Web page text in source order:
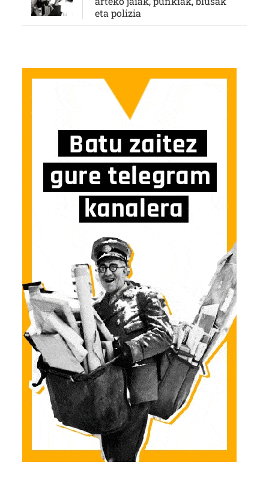
eta polizia